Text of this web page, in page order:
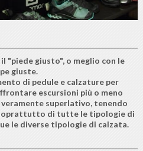
"piede giusto", o meglio con le
giuste.
di pedule e calzature per
escursioni più o meno
superlativo, tenendo
di tutte le tipologie di
le diverse tipologie di calzata.